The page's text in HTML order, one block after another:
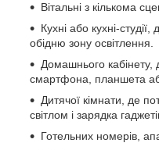
Вітальні з кількома
Кухні або кухні-
обідню зону освітлення.
Домашнього кабінету,
смартфона, планшета
Дитячої кімнати, де
світлом і зарядка
Готельних номерів,